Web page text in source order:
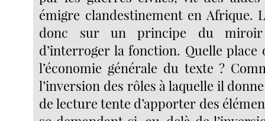
émigre clandestinement en Afrique.
donc sur un principe du
d’interroger la fonction. Quelle
l’économie générale du texte ?
l’inversion des rôles à laquelle il
de lecture tente d’apporter des